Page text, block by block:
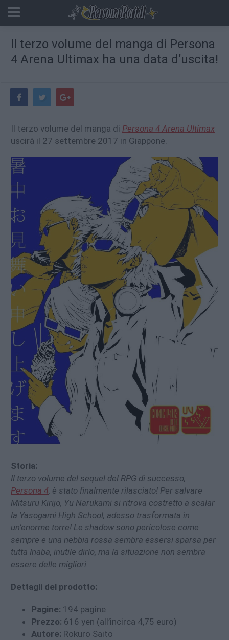
Il terzo volume del manga di Persona
4 Arena Ultimax ha una data d’uscita!
Il terzo volume del manga di Persona 4 Arena Ultimax
uscirà il 27 settembre 2017 in Giappone.
Storia:
Il terzo volume del sequel del RPG di successo,
Persona 4, è stato finalmente rilasciato! Per salvare
Mitsuru Kirijo, Yu Narukami si ritrova costretto a scalar
la Yasogami High School, adesso trasformata in
un’enorme torre! Le shadow sono pericolose come
sempre e una nebbia rossa sembra essersi sparsa per
tutta Inaba, inutile dirlo, ma la situazione non sembra
essere delle migliori.
Dettagli del prodotto:
Pagine: 194 pagine
Prezzo: 616 yen (all’incirca 4,75 euro)
Autore: Rokuro Saito